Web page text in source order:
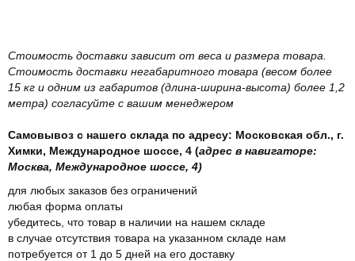
Стоимость доставки зависит от веса и размера товара.
Стоимость доставки негабаритного товара (весом более
15 кг и одним из габаритов (длина-ширина-высота) более 1,2
метра) согласуйте с вашим менеджером
Самовывоз с нашего склада по адресу: Московская обл., г.
Химки, Международное шоссе, 4 (адрес в навигаторе:
Москва, Международное шоссе, 4)
для любых заказов без ограничений
любая форма оплаты
убедитесь, что товар в наличии на нашем складе
в случае отсутствия товара на указанном складе нам
потребуется от 1 до 5 дней на его доставку